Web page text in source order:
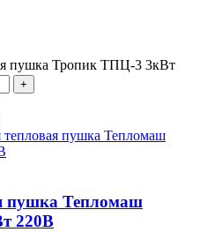
пушка Тропик ТПЦ-3 3кВт
пушка Тепломаш
220В